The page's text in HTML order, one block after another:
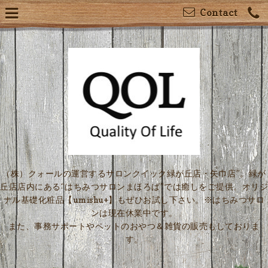
Contact
（株）クォールの運営するサロンクイック緑が丘店・矢巾店”。緑が
丘店店内にある“はちみつサロンまほろば”では癒しをご提供。オリジ
ナル基礎化粧品【umishu+】もぜひお試し下さい。※はちみつサロ
ンは現在休業中です。
また、事務サポートやペットのおやつ＆雑貨の販売もしておりま
す。